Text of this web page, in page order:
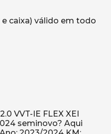
caixa) válido em todo
VVT-IE FLEX XEI
seminovo? Aqui